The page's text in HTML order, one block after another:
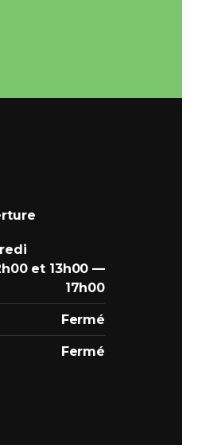
et 13h00 —
17h00
Fermé
Fermé